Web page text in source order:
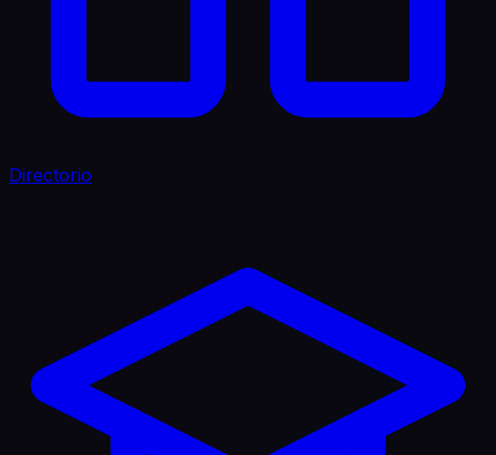
Directorio